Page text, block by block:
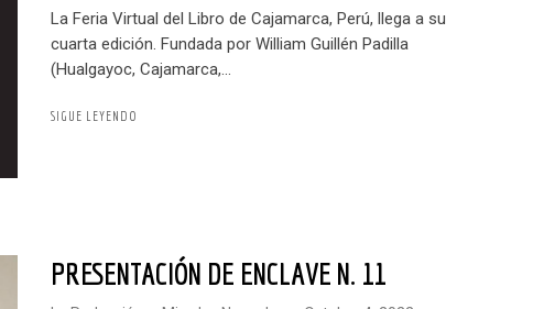
La Feria Virtual del Libro de Cajamarca, Perú, llega a su
cuarta edición. Fundada por William Guillén Padilla
(Hualgayoc, Cajamarca,...
SIGUE LEYENDO
PRESENTACIÓN DE ENCLAVE N. 11